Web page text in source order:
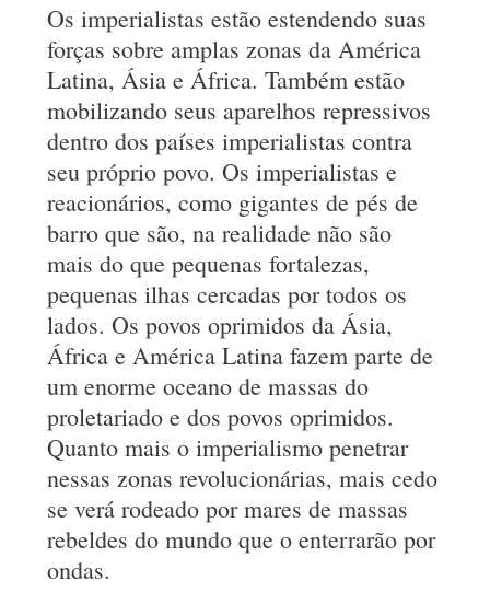
Os imperialistas estão estendendo suas
forças sobre amplas zonas da América
Latina, Ásia e África. Também estão
mobilizando seus aparelhos repressivos
dentro dos países imperialistas contra
seu próprio povo. Os imperialistas e
reacionários, como gigantes de pés de
barro que são, na realidade não são
mais do que pequenas fortalezas,
pequenas ilhas cercadas por todos os
lados. Os povos oprimidos da Ásia,
África e América Latina fazem parte de
um enorme oceano de massas do
proletariado e dos povos oprimidos.
Quanto mais o imperialismo penetrar
nessas zonas revolucionárias, mais cedo
se verá rodeado por mares de massas
rebeldes do mundo que o enterrarão por
ondas.